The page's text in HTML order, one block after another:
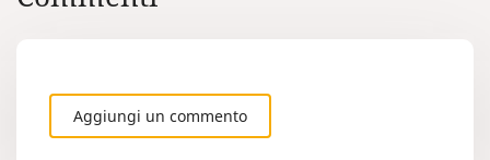
Aggiungi un commento